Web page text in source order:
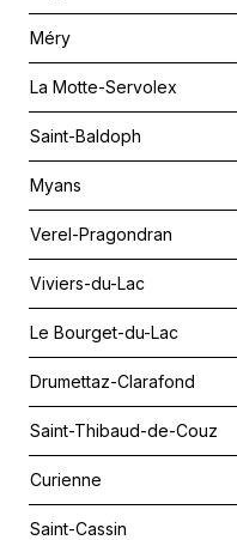
Méry
La Motte-Servolex
Saint-Baldoph
Myans
Verel-Pragondran
Viviers-du-Lac
Le Bourget-du-Lac
Drumettaz-Clarafond
Saint-Thibaud-de-Couz
Curienne
Saint-Cassin